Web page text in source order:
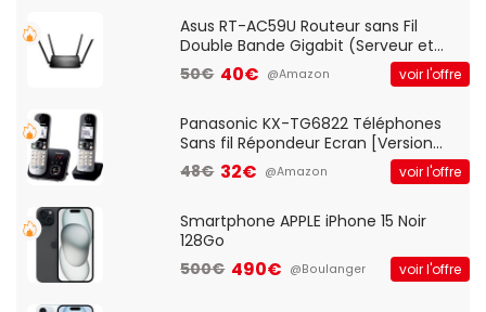
Asus RT-AC59U Routeur sans Fil
Double Bande Gigabit (Serveur et
Client VPN, Triple Vlan, Mode Point
d'accès et Bridge, contrôle Parental,
50€ 40€ @Amazon voir l'offre
Panasonic KX-TG6822 Téléphones
Sans fil Répondeur Ecran [Version
Française]
48€ 32€ @Amazon voir l'offre
Smartphone APPLE iPhone 15 Noir
128Go
500€ 490€ @Boulanger voir l'offre